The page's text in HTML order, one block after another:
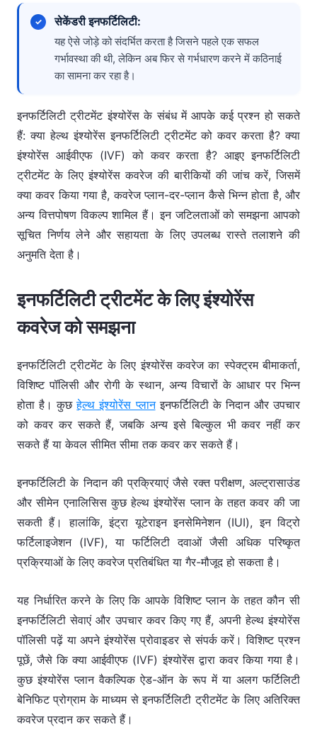
सेकेंडरी इनफर्टिलिटी:
यह ऐसे जोड़े को संदर्भित करता है जिसने पहले एक सफल
गर्भावस्था की थी, लेकिन अब फिर से गर्भधारण करने में कठिनाई
का सामना कर रहा है।
इनफर्टिलिटी ट्रीटमेंट इंश्योरेंस के संबंध में आपके कई प्रश्न हो सकते
हैं: क्या हेल्थ इंश्योरेंस इनफर्टिलिटी ट्रीटमेंट को कवर करता है? क्या
इंश्योरेंस आईवीएफ (IVF) को कवर करता है? आइए इनफर्टिलिटी
ट्रीटमेंट के लिए इंश्योरेंस कवरेज की बारीकियों की जांच करें, जिसमें
क्या कवर किया गया है, कवरेज प्लान-दर-प्लान कैसे भिन्न होता है, और
अन्य वित्तपोषण विकल्प शामिल हैं। इन जटिलताओं को समझना आपको
सूचित निर्णय लेने और सहायता के लिए उपलब्ध रास्ते तलाशने की
अनुमति देता है।
इनफर्टिलिटी ट्रीटमेंट के लिए इंश्योरेंस
कवरेज को समझना
इनफर्टिलिटी ट्रीटमेंट के लिए इंश्योरेंस कवरेज का स्पेक्ट्रम बीमाकर्ता,
विशिष्ट पॉलिसी और रोगी के स्थान, अन्य विचारों के आधार पर भिन्न
होता है। कुछहेल्थ इंश्योरेंस प्लानइनफर्टिलिटी के निदान और उपचार
को कवर कर सकते हैं, जबकि अन्य इसे बिल्कुल भी कवर नहीं कर
सकते हैं या केवल सीमित सीमा तक कवर कर सकते हैं।
इनफर्टिलिटी के निदान की प्रक्रियाएं जैसे रक्त परीक्षण, अल्ट्रासाउंड
और सीमेन एनालिसिस कुछ हेल्थ इंश्योरेंस प्लान के तहत कवर की जा
सकती हैं। हालांकि, इंट्रा यूटेराइन इनसेमिनेशन (IUI), इन विट्रो
फर्टिलाइजेशन (IVF), या फर्टिलिटी दवाओं जैसी अधिक परिष्कृत
प्रक्रियाओं के लिए कवरेज प्रतिबंधित या गैर-मौजूद हो सकता है।
यह निर्धारित करने के लिए कि आपके विशिष्ट प्लान के तहत कौन सी
इनफर्टिलिटी सेवाएं और उपचार कवर किए गए हैं, अपनी हेल्थ इंश्योरेंस
पॉलिसी पढ़ें या अपने इंश्योरेंस प्रोवाइडर से संपर्क करें। विशिष्ट प्रश्न
पूछें, जैसे कि क्या आईवीएफ (IVF) इंश्योरेंस द्वारा कवर किया गया है।
कुछ इंश्योरेंस प्लान वैकल्पिक ऐड-ऑन के रूप में या अलग फर्टिलिटी
बेनिफिट प्रोग्राम के माध्यम से इनफर्टिलिटी ट्रीटमेंट के लिए अतिरिक्त
कवरेज प्रदान कर सकते हैं।